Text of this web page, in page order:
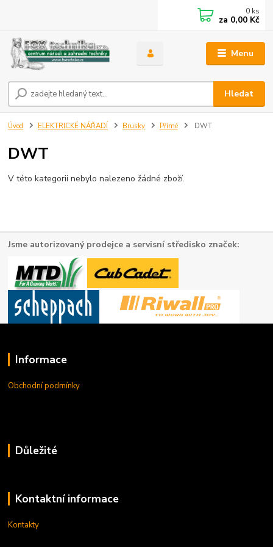
Menu
Hledat
0 ks
za 0,00 Kč
Úvod ELEKTRICKÉ NÁŘADÍ Brusky Přímé DWT
DWT
V této kategorii nebylo nalezeno žádné zboží.
Jsme autorizovaný prodejce a servisní středisko značek:
Informace
Obchodní podmínky
Důležité
Kontaktní informace
Kontakty